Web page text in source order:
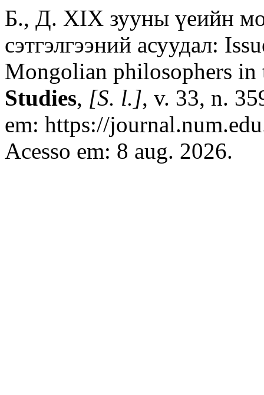
Б., Д. XIX зууны үеийн
сэтгэлгээний асуудал:
Mongolian philosophers
Studies, [S. l.], v. 33, n.
em: https://
Acesso em: 8 aug. 2026.